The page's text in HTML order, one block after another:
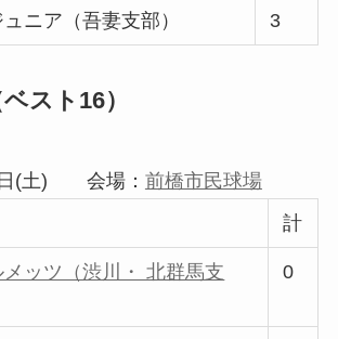
ニア（吾妻支部） 3
スト16）
日(土) 会場： 前橋市民球場
計
ッツ（渋川・ 北群馬支
0